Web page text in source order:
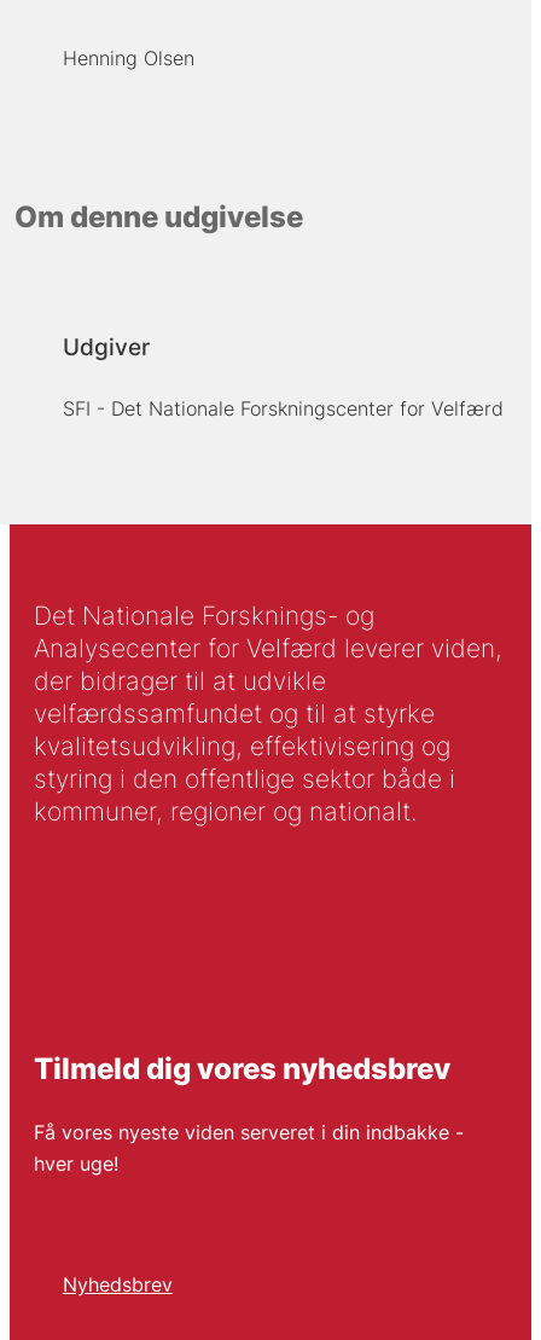
Henning Olsen
Om denne udgivelse
Udgiver
SFI - Det Nationale Forskningscenter for Velfærd
Det Nationale Forsknings- og
Analysecenter for Velfærd leverer viden,
der bidrager til at udvikle
velfærdssamfundet og til at styrke
kvalitetsudvikling, effektivisering og
styring i den offentlige sektor både i
kommuner, regioner og nationalt.
Tilmeld dig vores nyhedsbrev
Få vores nyeste viden serveret i din indbakke -
hver uge!
Nyhedsbrev